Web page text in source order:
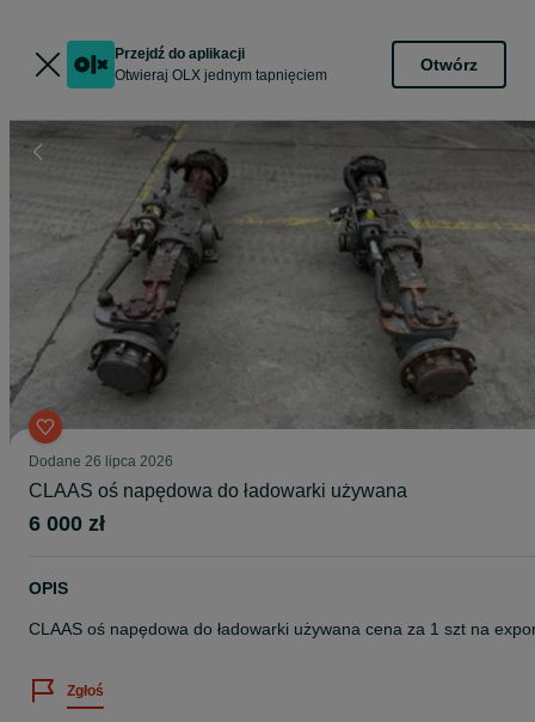
Przejdź do aplikacji
Otwieraj OLX jednym tapnięciem
Otwórz
Dodane 26 lipca 2026
CLAAS oś napędowa do ładowarki używana
6 000 zł
OPIS
CLAAS oś napędowa do ładowarki używana cena za 1 szt na
Zgłoś